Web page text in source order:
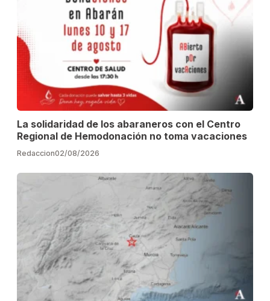
La solidaridad de los abaraneros con el Centro
Regional de Hemodonación no toma vacaciones
Redaccion02/08/2026